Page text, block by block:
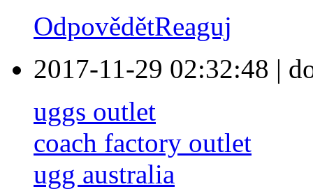
OdpovědětReaguj
2017-11-29 02:32:48 |
uggs outlet
coach factory outlet
ugg australia